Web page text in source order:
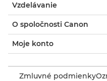
Vzdelávanie
O spoločnosti Canon
Moje konto
Zmluvné podmienky